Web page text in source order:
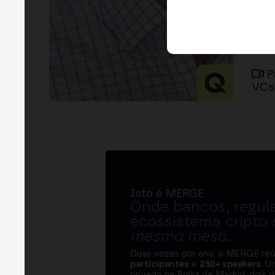
Isto é MERGE
Onde bancos,
ecossistema cripto
mesma mesa.
Duas vezes por ano, o MERGE
participantes e 250+ speakers.